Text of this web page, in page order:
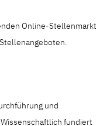
Online-Stellenmarkt
und
fundiert